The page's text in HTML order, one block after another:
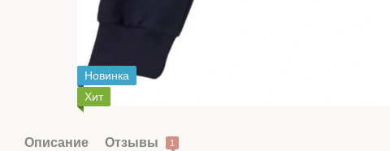
Новинка
Хит
Описание Отзывы 1